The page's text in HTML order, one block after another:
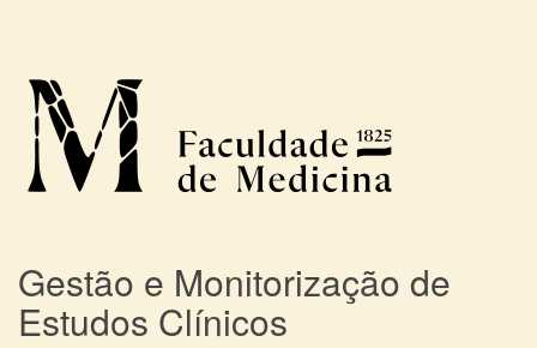
Gestão e Monitorização de
Estudos Clínicos